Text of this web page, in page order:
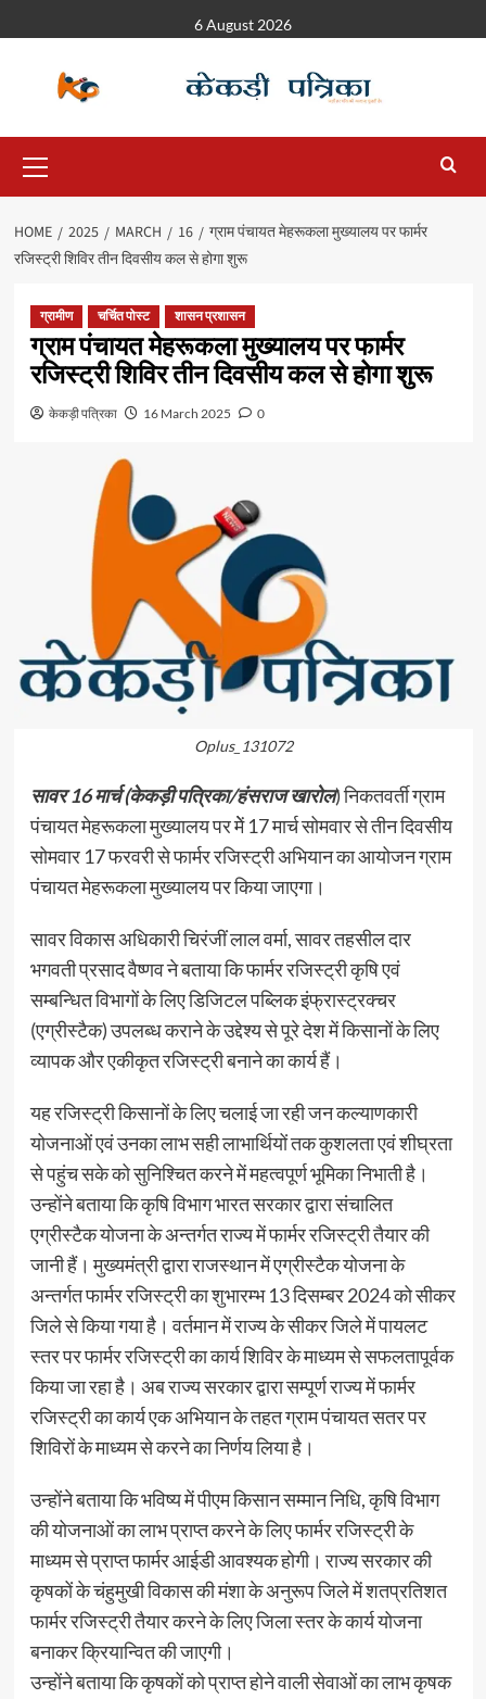
6 August 2026
HOME 2025 MARCH 16
ग्राम पंचायत मेहरूकला मुख्यालय पर फार्मर
रजिस्ट्री शिविर तीन दिवसीय कल से होगा शुरू
ग्रामीण चर्चित पोस्ट शासन प्रशासन
ग्राम पंचायत मेहरूकला मुख्यालय पर फार्मर
रजिस्ट्री शिविर तीन दिवसीय कल से होगा शुरू
केकड़ी पत्रिका 16 March 2025 0
Oplus_131072
सावर 16 मार्च (केकड़ी पत्रिका/हंसराज खारोल) निकतवर्ती ग्राम
पंचायत मेहरूकला मुख्यालय पर मेें 17 मार्च सोमवार से तीन दिवसीय
सोमवार 17 फरवरी से फार्मर रजिस्ट्री अभियान का आयोजन ग्राम
पंचायत मेहरूकला मुख्यालय पर किया जाएगा।
सावर विकास अधिकारी चिरंजीं लाल वर्मा, सावर तहसील दार
भगवती प्रसाद वैष्णव ने बताया कि फार्मर रजिस्ट्री कृषि एवं
सम्बन्धित विभागों के लिए डिजिटल पब्लिक इंफ्रास्ट्रक्चर
(एग्रीस्टैक) उपलब्ध कराने के उद्देश्य से पूरे देश में किसानों के लिए
व्यापक और एकीकृत रजिस्ट्री बनाने का कार्य हैं।
यह रजिस्ट्री किसानों के लिए चलाई जा रही जन कल्याणकारी
योजनाओं एवं उनका लाभ सही लाभार्थियों तक कुशलता एवं शीघ्रता
से पहुंच सके को सुनिश्चित करने में महत्वपूर्ण भूमिका निभाती है।
उन्होंने बताया कि कृषि विभाग भारत सरकार द्वारा संचालित
एग्रीस्टैक योजना के अन्तर्गत राज्य में फार्मर रजिस्ट्री तैयार की
जानी हैं। मुख्यमंत्री द्वारा राजस्थान में एग्रीस्टैक योजना के
अन्तर्गत फार्मर रजिस्ट्री का शुभारम्भ 13 दिसम्बर 2024 को सीकर
जिले से किया गया है। वर्तमान में राज्य के सीकर जिले में पायलट
स्तर पर फार्मर रजिस्ट्री का कार्य शिविर के माध्यम से सफलतापूर्वक
किया जा रहा है। अब राज्य सरकार द्वारा सम्पूर्ण राज्य में फार्मर
रजिस्ट्री का कार्य एक अभियान के तहत ग्राम पंचायत सतर पर
शिविरों के माध्यम से करने का निर्णय लिया है।
उन्होंने बताया कि भविष्य में पीएम किसान सम्मान निधि, कृषि विभाग
की योजनाओं का लाभ प्राप्त करने के लिए फार्मर रजिस्ट्री के
माध्यम से प्राप्त फार्मर आईडी आवश्यक होगी। राज्य सरकार की
कृषकों के चंहुमुखी विकास की मंशा के अनुरूप जिले में शतप्रतिशत
फार्मर रजिस्ट्री तैयार करने के लिए जिला स्तर के कार्य योजना
बनाकर क्रियान्वित की जाएगी।
उन्होंने बताया कि कृषकों को प्राप्त होने वाली सेवाओं का लाभ कृषक